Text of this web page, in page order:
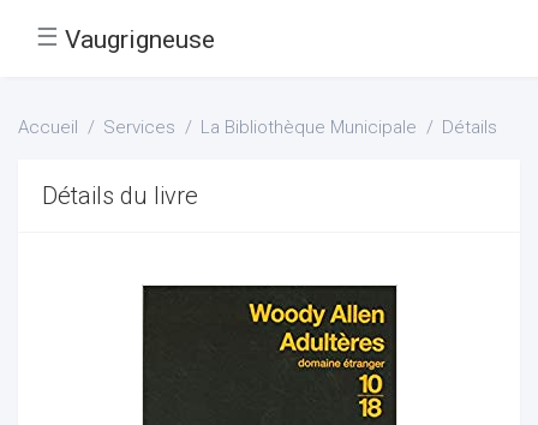
☰ Vaugrigneuse
Accueil Services La Bibliothèque Municipale Détails
Détails du livre